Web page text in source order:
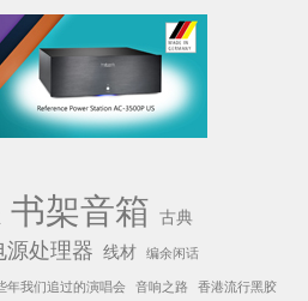
书架音箱 古典
源处理器 线材 编余闲话
年我们追过的演唱会 音响之路 香港流行黑胶